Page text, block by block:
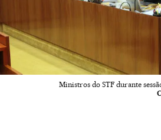
Ministros do STF durante